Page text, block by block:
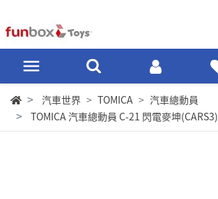
汽車世界 TOMICA
汽車總動員
TOMICA 汽車總動員 C-21 閃電麥坤(CARS3)